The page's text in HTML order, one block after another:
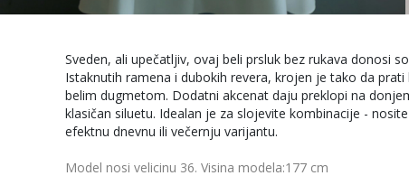
Sveden, ali upečatljiv, ovaj beli prsluk bez rukava donosi
Istaknutih ramena i dubokih revera, krojen je tako da
belim dugmetom. Dodatni akcenat daju preklopi na
klasičan siluetu. Idealan je za slojevite kombinacije -
efektnu dnevnu ili večernju varijantu.
Model nosi velicinu 36. Visina modela:177 cm